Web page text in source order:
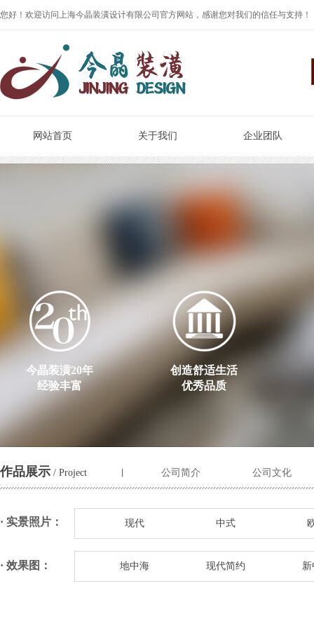
您好！欢迎访问上海今晶装潢设计有限公司官方网站，感谢您对我们的信任与支持！
网站首页 关于我们 企业团队
今晶装潢20年
经验丰富
创造舒适生活
优秀品质
公司简介 公司文化
作品展示 / Project
现代 中式
· 实景照片：
地中海 现代简约
· 效果图：